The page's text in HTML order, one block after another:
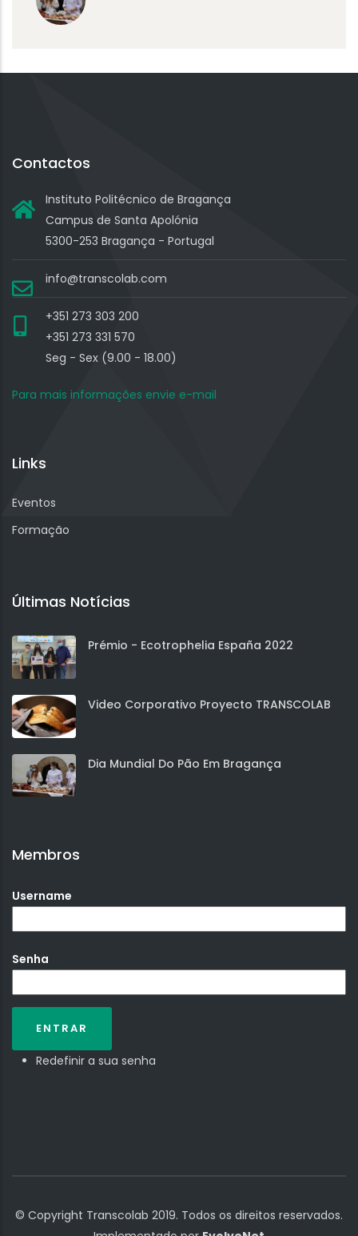
Contactos
Instituto Politécnico de Bragança
Campus de Santa Apolónia
5300-253 Bragança - Portugal
info@transcolab.com
+351 273 303 200
+351 273 331 570
Seg - Sex (9.00 - 18.00)
Para mais informações envie e-mail
Links
Eventos
Formação
Últimas Notícias
Prémio - Ecotrophelia España 2022
Video Corporativo Proyecto TRANSCOLAB
Dia Mundial Do Pão Em Bragança
Membros
Username
Senha
Redefinir a sua senha
© Copyright Transcolab 2019. Todos os direitos reservados.